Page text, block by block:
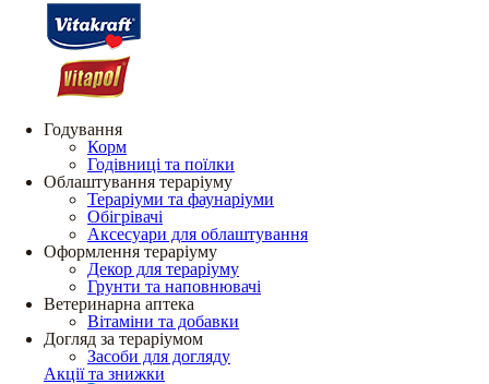
Годування
Корм
Годівниці та поїлки
Облаштування тераріуму
Тераріуми та фаунаріуми
Обігрівачі
Аксесуари для облаштування
Оформлення тераріуму
Декор для тераріуму
Грунти та наповнювачі
Ветеринарна аптека
Вітаміни та добавки
Догляд за тераріумом
Засоби для догляду
Акції та знижки